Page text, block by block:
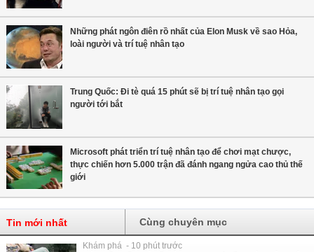
Những phát ngôn điên rồ nhất của Elon Musk về sao Hỏa,
loài người và trí tuệ nhân tạo
Trung Quốc: Đi tè quá 15 phút sẽ bị trí tuệ nhân tạo gọi
người tới bắt
Microsoft phát triển trí tuệ nhân tạo để chơi mạt chược,
thực chiến hơn 5.000 trận đã đánh ngang ngửa cao thủ thế
giới
Tin mới nhất Cùng chuyên mục
Khám phá - 10 phút trước